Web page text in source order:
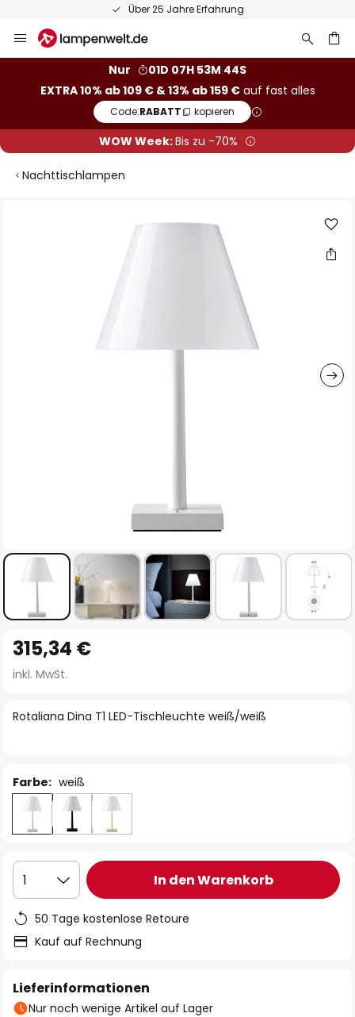
Über 25 Jahre Erfahrung
Inhalt
Nur
01D 07H 53M 43S
EXTRA 10% ab 109 € & 13% ab 159 €auf fast alles
Code:RABATT kopieren
WOW Week:Bis zu -70%
Nachttischlampen
Anfang
der
springen
Rotaliana Dina T1 LED-Tischleuchte weiß/weiß
315,34 €
inkl. MwSt.
Farbe: weiß
1 In den Warenkorb
50 Tage kostenlose Retoure
Kauf auf Rechnung
Lieferinformationen
Nur noch wenige Artikel auf Lager